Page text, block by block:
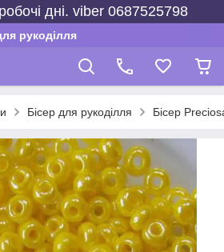
дні. viber 0687525798
рукоділля
Бісер для рукоділля Бісер